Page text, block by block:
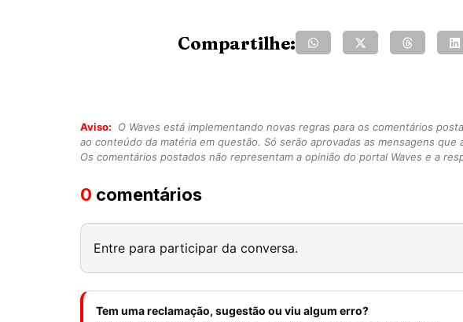
Compartilhe:
Aviso:
O Waves está implementando novas regras para os comentários
ao conteúdo da matéria em questão. Só serão aprovadas as mensagens
Os comentários postados não representam a opinião do portal Waves e a
0 comentários
Entre para participar da conversa.
Tem uma reclamação, sugestão ou viu algum erro?